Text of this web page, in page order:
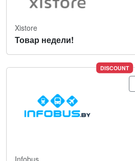
Xistore
Товар недели!
DISCOUNT
Infobus